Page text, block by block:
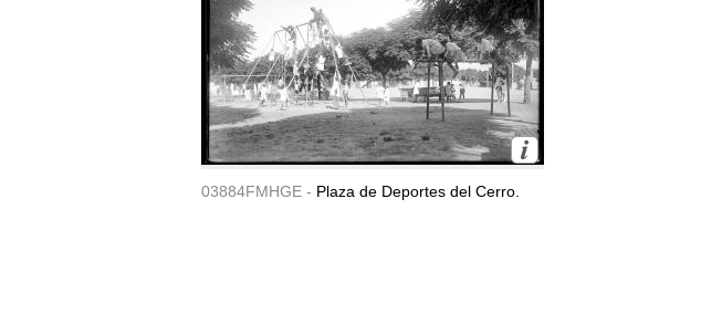
03884FMHGE - Plaza de Deportes del Cerro.